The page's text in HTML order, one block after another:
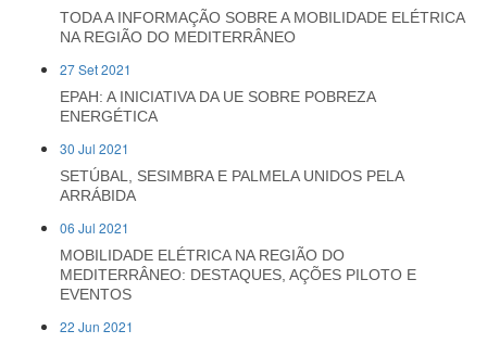
TODA A INFORMAÇÃO SOBRE A MOBILIDADE ELÉTRICA
NA REGIÃO DO MEDITERRÂNEO
27 Set 2021
EPAH: A INICIATIVA DA UE SOBRE POBREZA
ENERGÉTICA
30 Jul 2021
SETÚBAL, SESIMBRA E PALMELA UNIDOS PELA
ARRÁBIDA
06 Jul 2021
MOBILIDADE ELÉTRICA NA REGIÃO DO
MEDITERRÂNEO: DESTAQUES, AÇÕES PILOTO E
EVENTOS
22 Jun 2021